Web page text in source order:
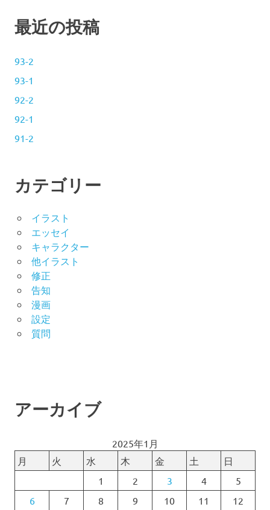
シ
ョ
ン
最近の投稿
93-2
93-1
92-2
92-1
91-2
カテゴリー
イラスト
エッセイ
キャラクター
他イラスト
修正
告知
漫画
設定
質問
アーカイブ
2025年1月
月
火 水 木 金 土
日
1
2 3 4
5
6
7 8 9 10 11 12